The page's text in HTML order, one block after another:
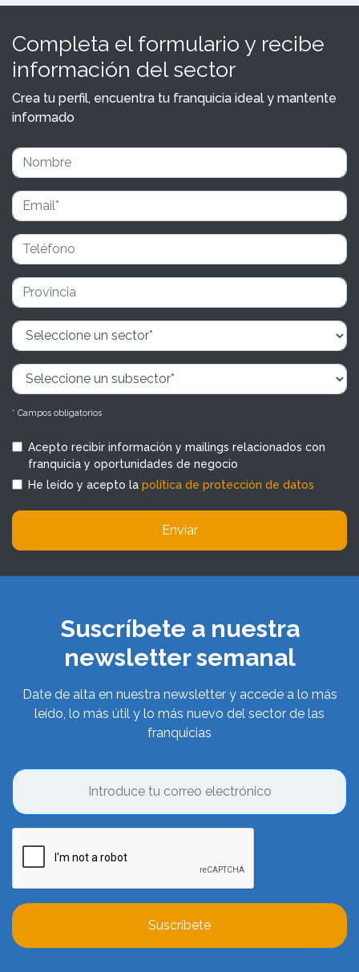
Completa el formulario y recibe
información del sector
Crea tu perfil, encuentra tu franquicia ideal y mantente
informado
* Campos obligatorios
Acepto recibir información y mailings relacionados con
franquicia y oportunidades de negocio
He leído y acepto la política de protección de datos
Enviar
Suscríbete a nuestra
newsletter semanal
Date de alta en nuestra newsletter y accede a lo más
leído, lo más útil y lo más nuevo del sector de las
franquicias
Suscríbete